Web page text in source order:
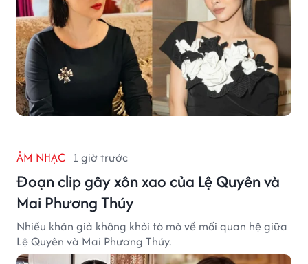
ÂM NHẠC 1 giờ trước
Đoạn clip gây xôn xao của Lệ Quyên và
Mai Phương Thúy
Nhiều khán giả không khỏi tò mò về mối quan hệ giữa
Lệ Quyên và Mai Phương Thúy.